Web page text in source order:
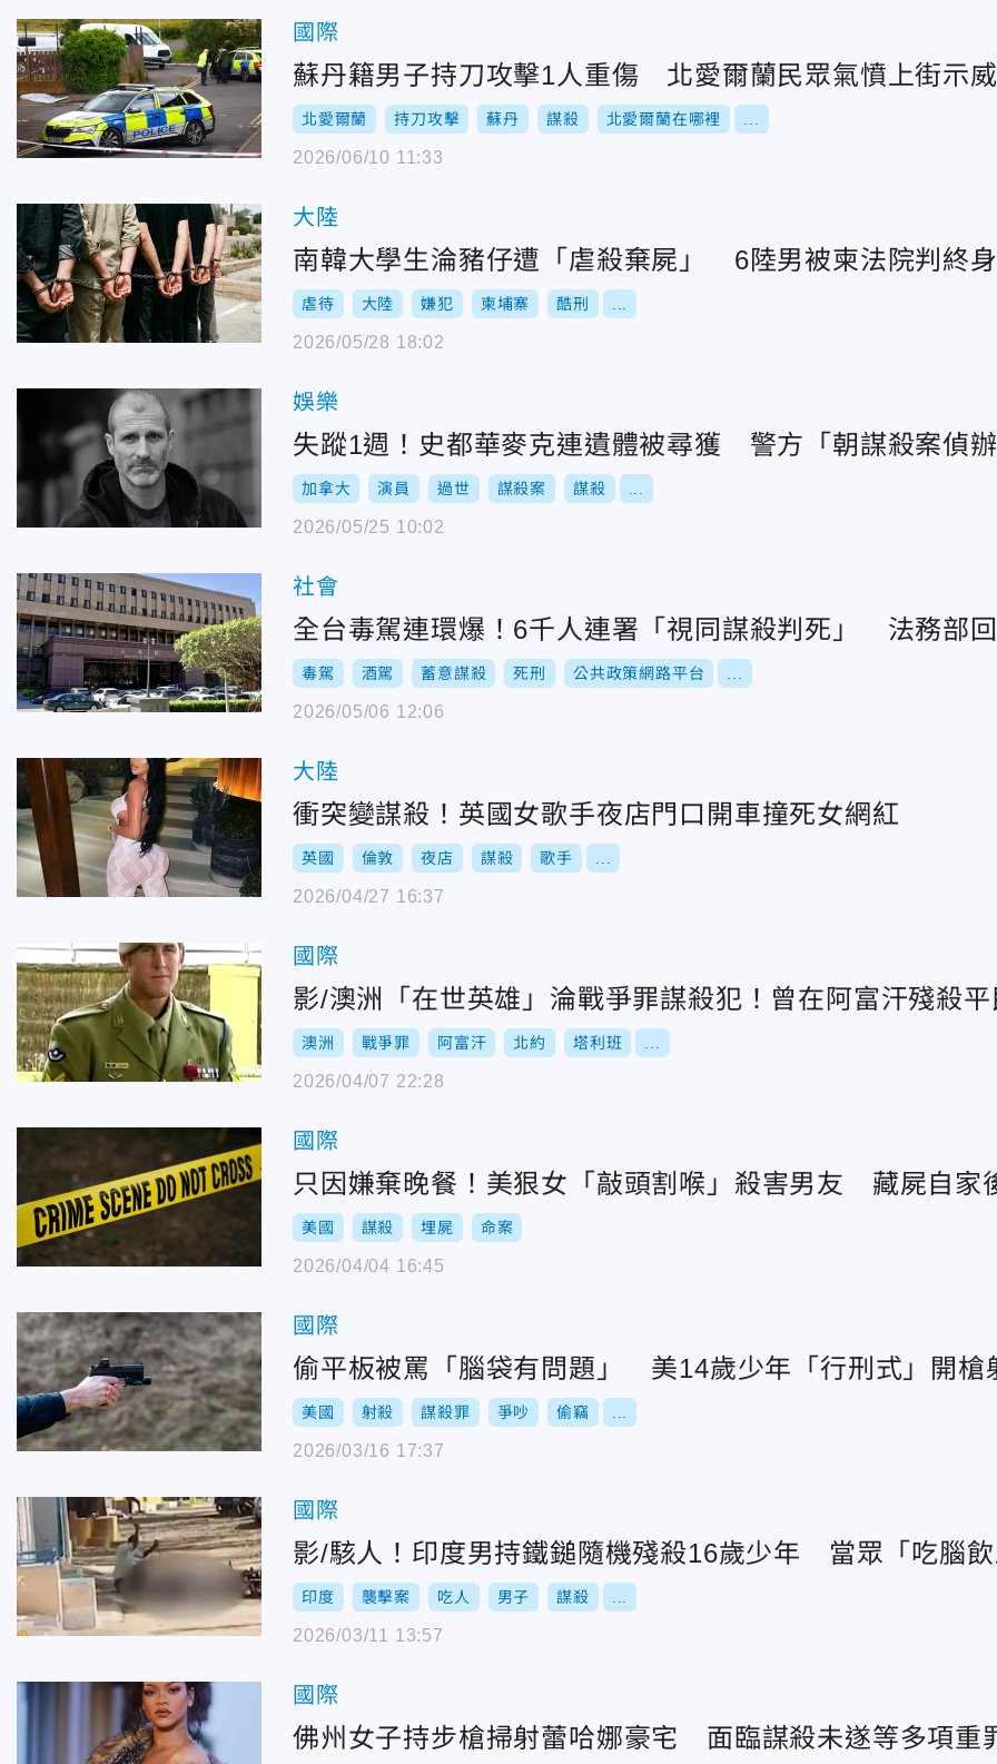
國際
蘇丹籍男子持刀攻擊1人重傷 北愛爾蘭民眾氣憤上街示威
北愛爾蘭 持刀攻擊 蘇丹 謀殺 北愛爾蘭在哪裡
2026/06/10 11:33
大陸
南韓大學生淪豬仔遭「虐殺棄屍」 6陸男被柬法院判終
虐待 大陸 嫌犯 柬埔寨 酷刑
2026/05/28 18:02
娛樂
失蹤1週！史都華麥克連遺體被尋獲 警方「朝謀殺案偵辦
加拿大 演員 過世 謀殺案 謀殺
2026/05/25 10:02
社會
全台毒駕連環爆！6千人連署「視同謀殺判死」 法務部
毒駕 酒駕 蓄意謀殺 死刑 公共政策網路平台
2026/05/06 12:06
大陸
衝突變謀殺！英國女歌手夜店門口開車撞死女網紅
英國 倫敦 夜店 謀殺 歌手
2026/04/27 16:37
國際
影/澳洲「在世英雄」淪戰爭罪謀殺犯！曾在阿富汗殘殺平
澳洲 戰爭罪 阿富汗 北約 塔利班
2026/04/07 22:28
國際
只因嫌棄晚餐！美狠女「敲頭割喉」殺害男友 藏屍自家
美國 謀殺 埋屍 命案
2026/04/04 16:45
國際
偷平板被罵「腦袋有問題」 美14歲少年「行刑式」開槍
美國 射殺 謀殺罪 爭吵 偷竊
2026/03/16 17:37
國際
影/駭人！印度男持鐵鎚隨機殘殺16歲少年 當眾「吃腦飲
印度 襲擊案 吃人 男子 謀殺
2026/03/11 13:57
國際
佛州女子持步槍掃射蕾哈娜豪宅 面臨謀殺未遂等多項重